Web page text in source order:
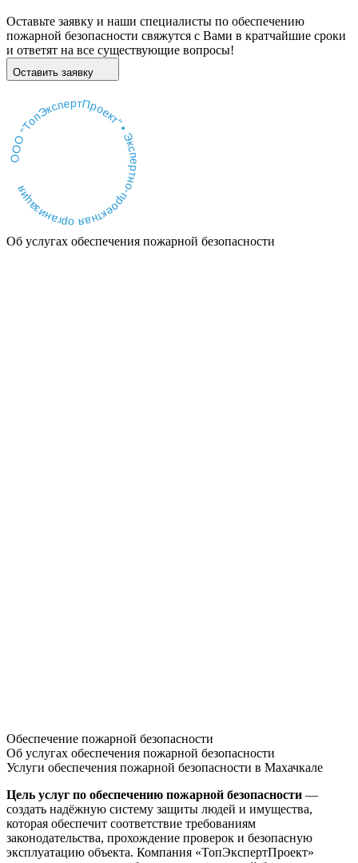
Оставьте заявку и наши специалисты по обеспечению
пожарной безопасности свяжутся с Вами в кратчайшие сроки
и ответят на все существующие вопросы!
Оставить заявку
ООО "ТопЭкспертПроект" • Экспертно-проектная организация
Об услугах обеспечения пожарной безопасности
Обеспечение пожарной безопасности
Об услугах обеспечения пожарной безопасности
Услуги обеспечения пожарной безопасности в Махачкале
Цель услуг по обеспечению пожарной безопасности —
создать надёжную систему защиты людей и имущества,
которая обеспечит соответствие требованиям
законодательства, прохождение проверок и безопасную
эксплуатацию объекта. Компания «ТопЭкспертПроект»